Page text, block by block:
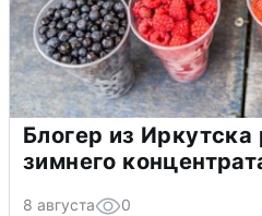
Блогер из
зимнего
8 августа 0